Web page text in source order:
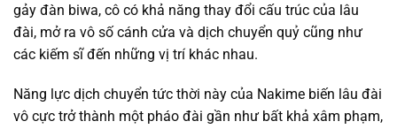
gảy đàn biwa, cô có khả năng thay đổi cấu trúc của lâu
đài, mở ra vô số cánh cửa và dịch chuyển quỷ cũng như
các kiếm sĩ đến những vị trí khác nhau.
Năng lực dịch chuyển tức thời này của Nakime biến lâu đài
vô cực trở thành một pháo đài gần như bất khả xâm phạm,